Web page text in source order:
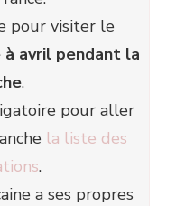
pour visiter le
à avril pendant la
.
pour aller
la liste des
.
a ses propres